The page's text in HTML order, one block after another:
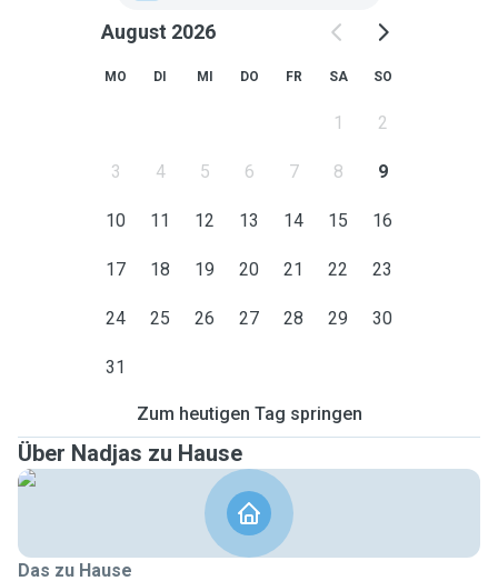
August 2026
MO DI MI DO FR SA SO
1 2
3 4 5 6 7 8 9
10 11 12 13 14 15 16
17 18 19 20 21 22 23
24 25 26 27 28 29 30
31
Zum heutigen Tag springen
Über Nadjas zu Hause
Das zu Hause